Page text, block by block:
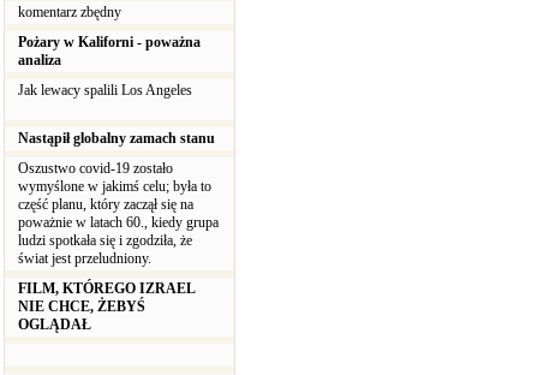
komentarz zbędny
Pożary w Kaliforni - poważna
analiza
Jak lewacy spalili Los Angeles
Nastąpił globalny zamach stanu
Oszustwo covid-19 zostało
wymyślone w jakimś celu; była to
część planu, który zaczął się na
poważnie w latach 60., kiedy grupa
ludzi spotkała się i zgodziła, że
świat jest przeludniony.
FILM, KTÓREGO IZRAEL
NIE CHCE, ŻEBYŚ
OGLĄDAŁ